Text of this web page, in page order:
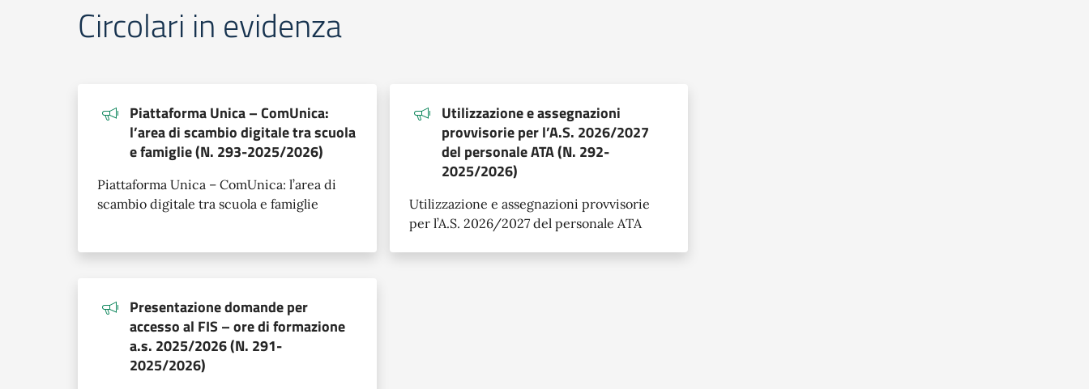
Circolari in evidenza
Piattaforma Unica – ComUnica:
l’area di scambio digitale tra scuola
e famiglie (N. 293-2025/2026)
Piattaforma Unica – ComUnica: l’area di
scambio digitale tra scuola e famiglie
Utilizzazione e assegnazioni
provvisorie per l’A.S. 2026/2027
del personale ATA (N. 292-
2025/2026)
Utilizzazione e assegnazioni provvisorie
per l’A.S. 2026/2027 del personale ATA
Presentazione domande per
accesso al FIS – ore di formazione
a.s. 2025/2026 (N. 291-
2025/2026)